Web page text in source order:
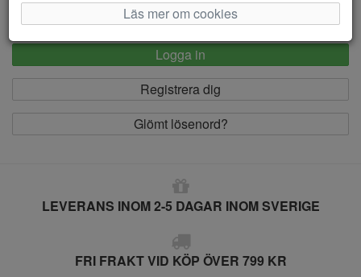
Logga in
Registrera dig
Glömt lösenord?
LEVERANS INOM 2-5 DAGAR INOM SVERIGE
FRI FRAKT VID KÖP ÖVER 799 KR
Läs mer om cookies